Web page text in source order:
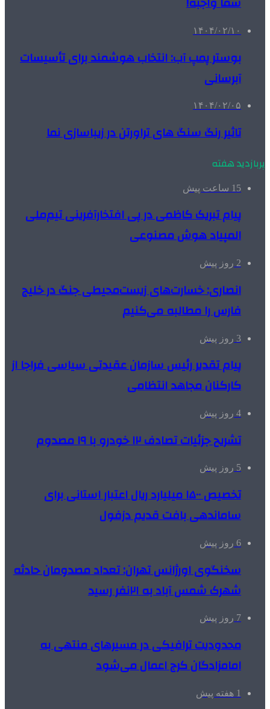
۱۴۰۴/۰۲/۱۰
بوستر پمپ آب: انتخاب هوشمند برای تأسیسات
آبرسانی
۱۴۰۴/۰۲/۰۵
تاثیر رنگ سنگ های تراورتن در زیباسازی نما
پربازدید هفته
15 ساعت پیش
پیام تبریک کاظمی در پی افتخارآفرینی تیم‌ملی
المپیاد هوش مصنوعی
2 روز پیش
انصاری: خسارت‌های زیست‌محیطی جنگ در خلیج
فارس را مطالبه‌ می‌کنیم
3 روز پیش
پیام تقدیر رئیس سازمان عقیدتی سیاسی فراجا از
کارکنان مجاهد انتظامی
4 روز پیش
تشریح جزئیات تصادف ۱۲ خودرو با ۱۹ مصدوم
5 روز پیش
تخصیص ۱۵۰۰ میلیارد ریال اعتبار استانی برای
ساماندهی بافت قدیم دزفول
6 روز پیش
سخنگوی اورژانس تهران: تعداد مصدومان حادثه
شهرک شمس آباد به ۲۱نفر رسید
7 روز پیش
محدودیت ترافیکی در مسیرهای منتهی به
امامزادگان کرج اعمال می‌شود
1 هفته پیش